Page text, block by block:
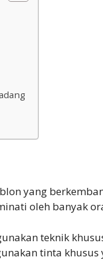
yang
oleh banyak
teknik
tinta